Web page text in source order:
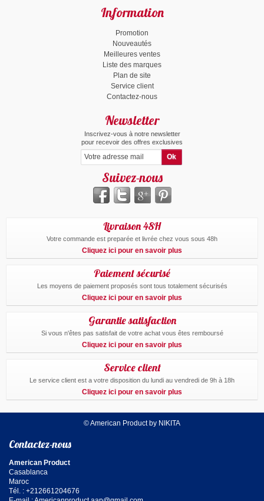
Information
Promotion
Nouveautés
Meilleures ventes
Liste des marques
Plan de site
Service client
Contactez-nous
Newsletter
Inscrivez-vous à notre newsletter
pour recevoir des offres exclusives
Suivez-nous
Livraison 48H
Votre commande est preparée et livrée chez vous sous 48h
Cliquez ici pour en savoir plus
Paiement sécurisé
Les moyens de paiement proposés sont tous totalement sécurisés
Cliquez ici pour en savoir plus
Garantie satisfaction
Si vous n'êtes pas satisfait de votre achat vous êtes remboursé
Cliquez ici pour en savoir plus
Service client
Le service client est a votre disposition du lundi au vendredi de 9h à 18h
Cliquez ici pour en savoir plus
© American Product by NIKITA
Contactez-nous
American Product
Casablanca
Maroc
Tél. : +212661204676